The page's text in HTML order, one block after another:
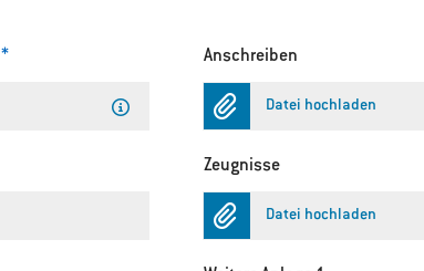
* Anschreiben
Datei hochladen
Zeugnisse
Datei hochladen